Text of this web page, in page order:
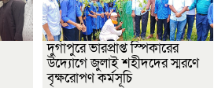
দুর্গাপুরে ভারপ্রাপ্ত স্পিকারের
উদ্যোগে জুলাই শহীদদের স্মরণে
বৃক্ষরোপণ কর্মসূচি